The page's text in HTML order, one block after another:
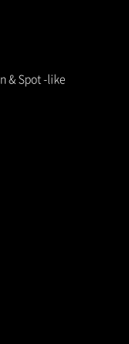
& Spot -like